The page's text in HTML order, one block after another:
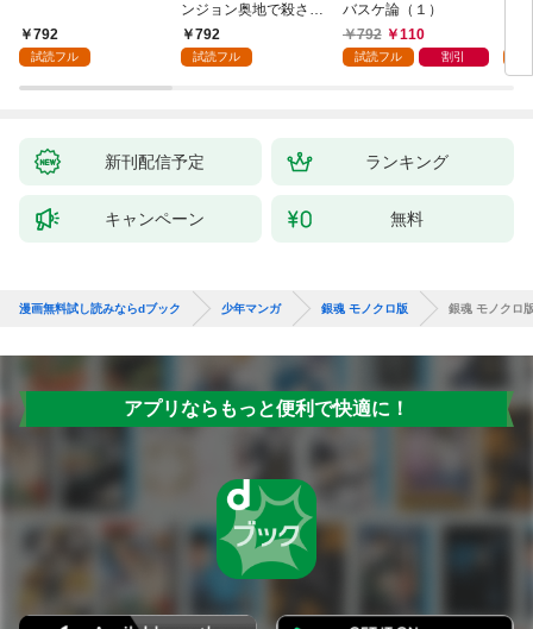
792
試読フル
ンジョン奥地で殺され
かけたがギフト『無限
ガチャ』でレベル９９
（１）
792
試読フル
バスケ論（１）
792
110
試読フル 割引
強
～
新刊配信予定 ランキング
キャンペーン 無料
漫画無料試し読みならdブック 少年マンガ 銀魂 モノクロ版 銀魂 モノクロ
アプリならもっと便利で快適に！